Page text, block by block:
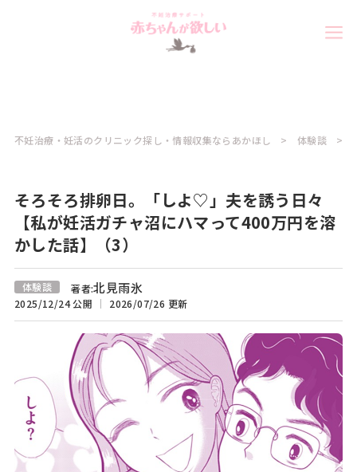
不妊治療・妊活のクリニック探し・情報収集ならあかほし 体験談
そろそろ排卵日。「しよ♡」夫を誘う日々
【私が妊活ガチャ沼にハマって400万円を溶
かした話】（3）
体験談 著者:北見雨氷
2025/12/24 公開 2026/07/26 更新